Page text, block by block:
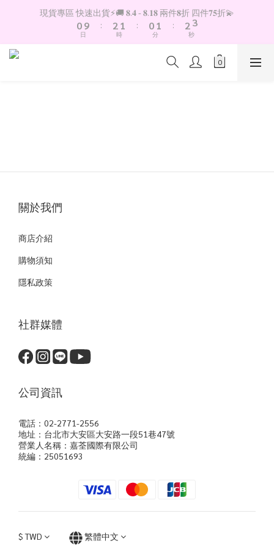
現貨專區 快速出貨⚡️🚚 𝟖.𝟒 - 𝟖.𝟏𝟖 兩件𝟖折 四件𝟕𝟓折💫
1
09
8
日
:
3
2
1
2
1
0
時
:
1
0
2
1
0
分
:
3
2
1
3
2
1
0
秒
關於我們
商店介紹
購物須知
隱私政策
社群媒體
公司資訊
電話：02-2771-2556
地址：台北市大安區大安路一段51巷47號
營業人名稱：嘉荃國際有限公司
統編：25051693
$ TWD 繁體中文